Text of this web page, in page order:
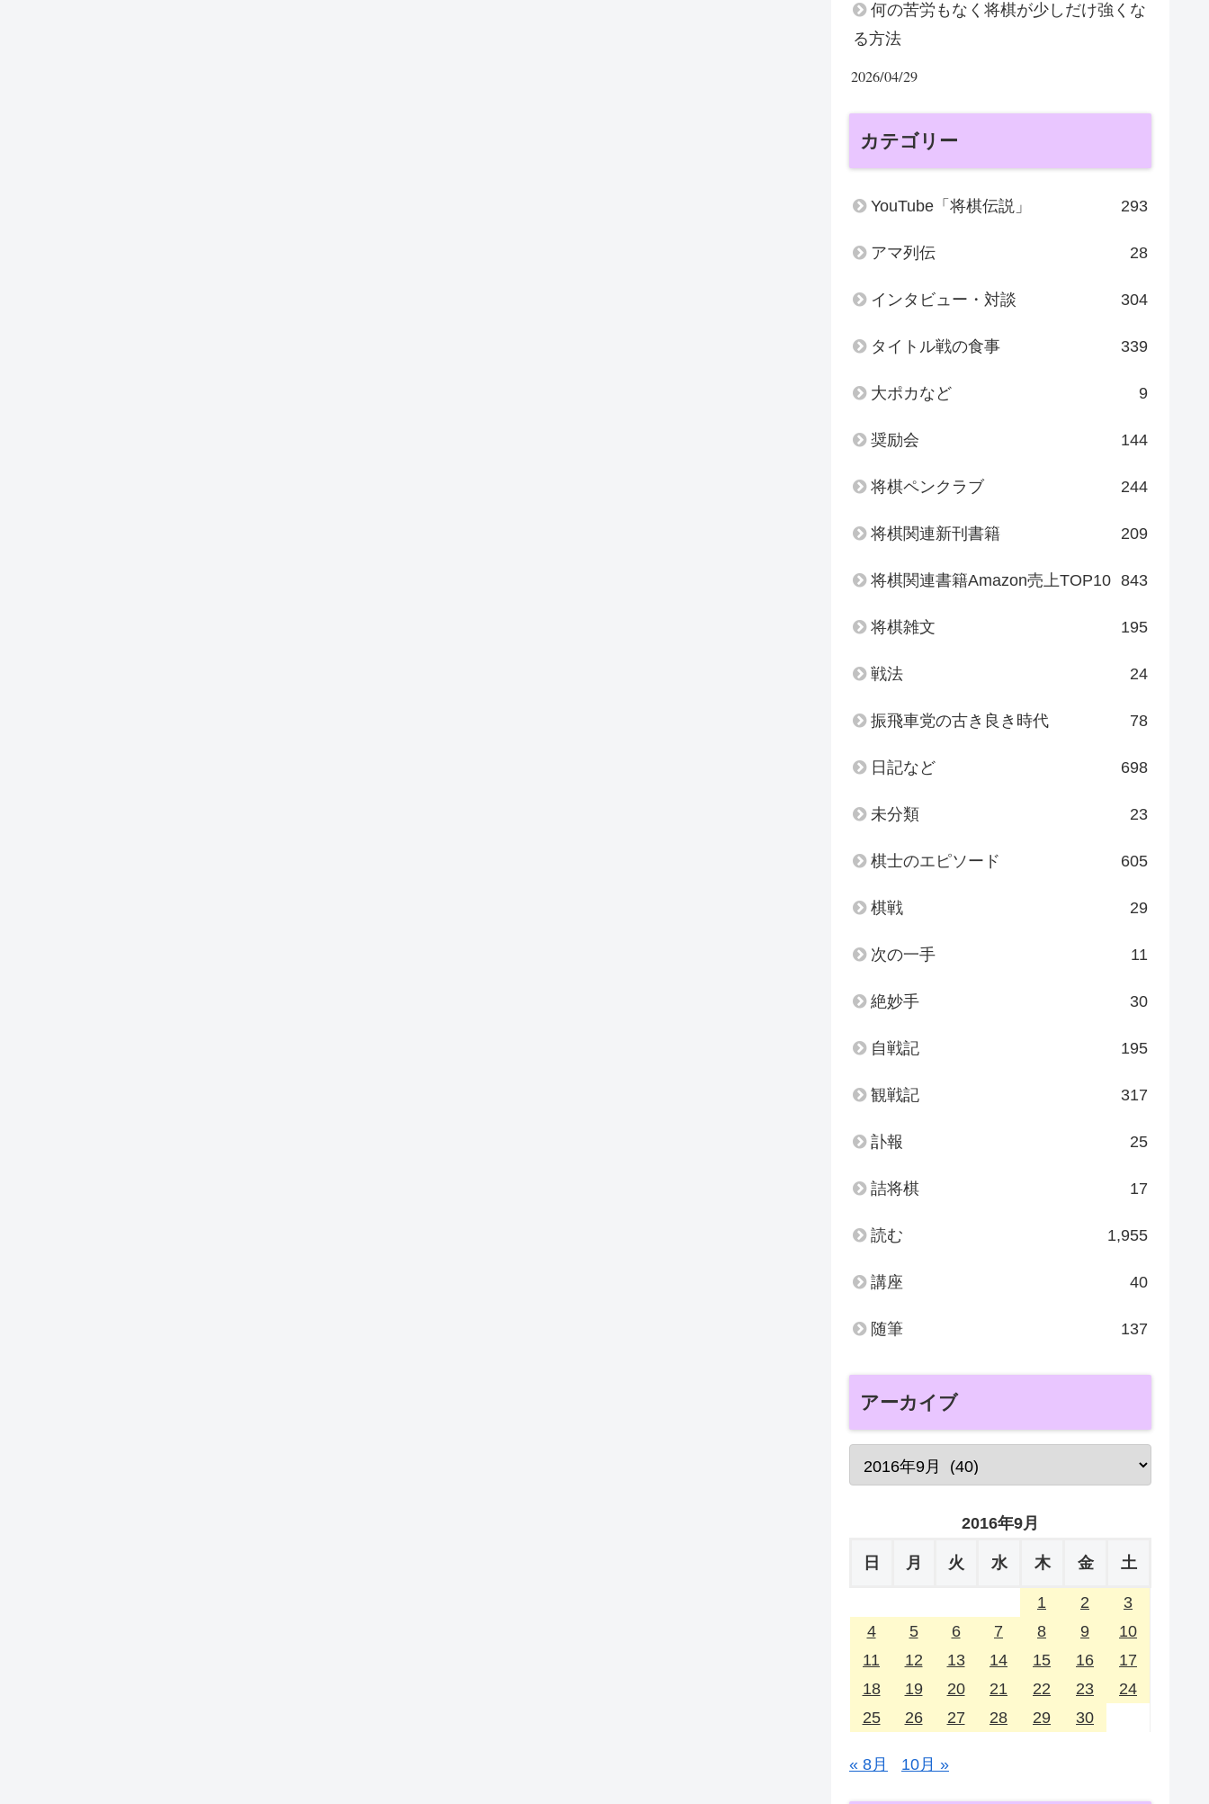
何の苦労もなく将棋が少しだけ強くな
る方法
2026/04/29
カテゴリー
YouTube「将棋伝説」 293
アマ列伝 28
インタビュー・対談 304
タイトル戦の食事 339
大ポカなど 9
奨励会 144
将棋ペンクラブ 244
将棋関連新刊書籍 209
将棋関連書籍Amazon売上TOP10 843
将棋雑文 195
戦法 24
振飛車党の古き良き時代 78
日記など 698
未分類 23
棋士のエピソード 605
棋戦 29
次の一手 11
絶妙手 30
自戦記 195
観戦記 317
訃報 25
詰将棋 17
読む 1,955
講座 40
随筆 137
アーカイブ
2016年9月
日 月 火 水 木 金 土
1 2
3
4
5 6 7 8 9
10
11
12 13 14 15 16
17
18
19 20 21 22 23
24
25
26 27 28 29 30
« 8月 10月 »